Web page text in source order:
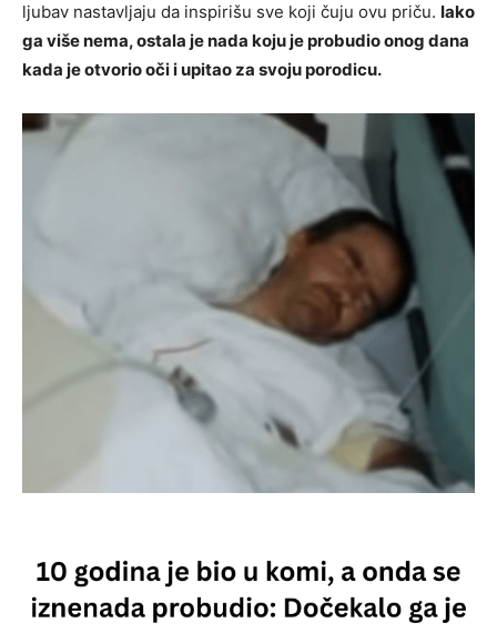
ljubav nastavljaju da inspirišu sve koji čuju ovu priču. Iako
ga više nema, ostala je nada koju je probudio onog dana
kada je otvorio oči i upitao za svoju porodicu.